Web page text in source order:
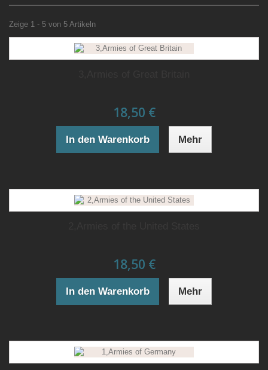
Zeige 1 - 5 von 5 Artikeln
18,50 €
In den Warenkorb Mehr
18,50 €
In den Warenkorb Mehr